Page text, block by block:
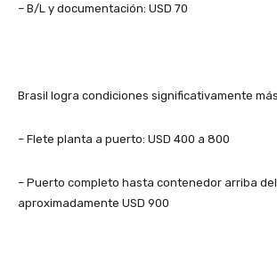
– B/L y documentación: USD 70
Brasil logra condiciones significativamente
– Flete planta a puerto: USD 400 a 800
– Puerto completo hasta contenedor arriba
aproximadamente USD 900